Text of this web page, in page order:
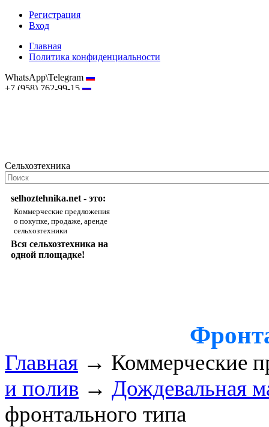
Регистрация
Вход
Главная
Политика конфиденциальности
WhatsApp\Telegram
+7 (958) 762-99-15
Сельхозтехника
selhoztehnika.net - это:
Коммерческие предложения
о покупке, продаже, аренде
сельхозтехники
Вся сельхозтехника на
одной площадке!
Главная → Коммерческие
и полив → Дождевальная
фронтального типа